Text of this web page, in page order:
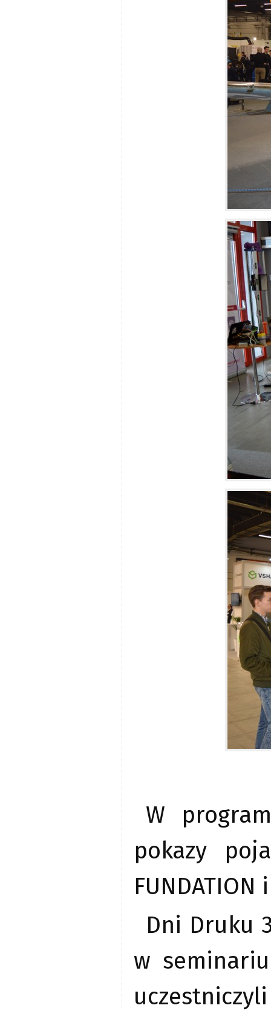
W
pokazy
Dni Druku
w